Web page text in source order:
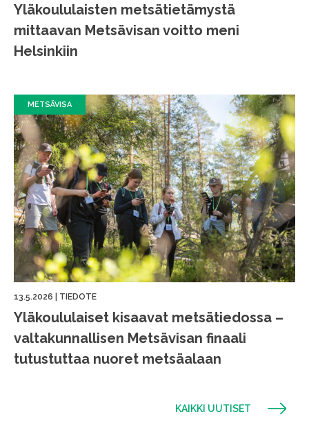
Yläkoululaisten metsätietämystä
mittaavan Metsävisan voitto meni
Helsinkiin
METSÄVISA
13.5.2026 TIEDOTE
Yläkoululaiset kisaavat metsätiedossa –
valtakunnallisen Metsävisan finaali
tutustuttaa nuoret metsäalaan
KAIKKI UUTISET